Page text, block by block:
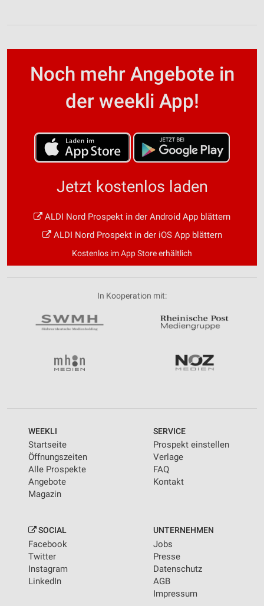
Noch mehr Angebote in
der weekli App!
Jetzt kostenlos laden
ALDI Nord Prospekt in der Android App blättern
ALDI Nord Prospekt in der iOS App blättern
Kostenlos im App Store erhältlich
In Kooperation mit:
WEEKLI
Startseite
Öffnungszeiten
Alle Prospekte
Angebote
Magazin
SERVICE
Prospekt einstellen
Verlage
FAQ
Kontakt
SOCIAL
Facebook
Twitter
Instagram
LinkedIn
UNTERNEHMEN
Jobs
Presse
Datenschutz
AGB
Impressum